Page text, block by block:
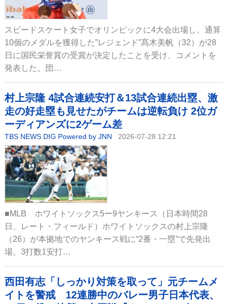
スピードスケート女子でオリンピックに4大会出場し、通算
10個のメダルを獲得した”レジェンド”髙木美帆（32）が28
日に国民栄誉賞の受賞が決定したことを受け、コメントを
発表した。団…
村上宗隆 4試合連続安打＆13試合連続出塁、激
走の好走塁も見せたがチームは逆転負け 2位ガ
ーディアンズに2ゲーム差
TBS NEWS DIG Powered by JNN 2026-07-28 12:21
■MLB ホワイトソックス5ー9ヤンキース（日本時間28
日、レート・フィールド）ホワイトソックスの村上宗隆
（26）が本拠地でのヤンキース戦に“2番・一塁”で先発出
場。3打数1安打…
西田有志「しっかり対策を取って」元チームメ
イトを警戒 12連勝中のバレー男子日本代表、